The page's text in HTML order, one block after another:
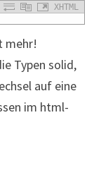
XHTML
mehr!
Typen solid,
auf eine
im html-